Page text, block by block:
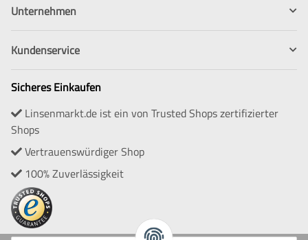
Unternehmen
Kundenservice
Sicheres Einkaufen
Linsenmarkt.de ist ein von Trusted Shops zertifizierter
Shops
Vertrauenswürdiger Shop
100% Zuverlässigkeit